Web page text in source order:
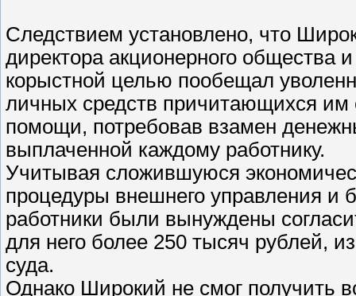
Следствием установлено, что
директора акционерного общества
корыстной целью пообещал
личных средств причитающихся
помощи, потребовав взамен
выплаченной каждому работнику.
Учитывая сложившуюся
процедуры внешнего управления и
работники были вынуждены
для него более 250 тысяч рублей,
суда.
Однако Широкий не смог получить